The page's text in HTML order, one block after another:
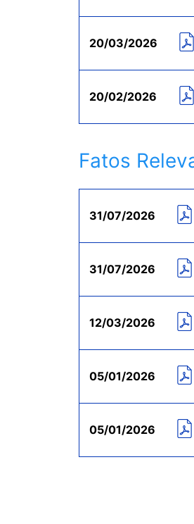
20/03/2026
20/02/2026
Fatos
31/07/2026
31/07/2026
12/03/2026
05/01/2026
05/01/2026